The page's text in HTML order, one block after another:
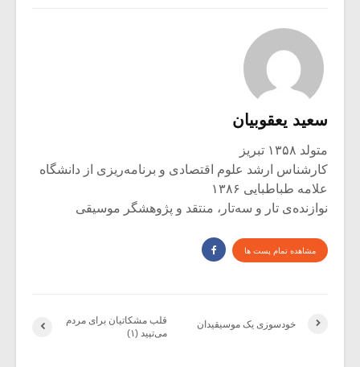
سعید یعقوبیان
متولد ۱۳۵۸ تبریز
کارشناس ارشد علوم اقتصادی و برنامه‌ریزی از دانشگاه
علامه طباطبایی ۱۳۸۶
نوازنده‌ی تار و سه‌تار، منتقد و پژوهشگر موسیقی
مشاهده تمام پست ها
قلب مشکاتیان برای مردم
می‌تپید (۱)
خودسوزی یک موسیقیدان